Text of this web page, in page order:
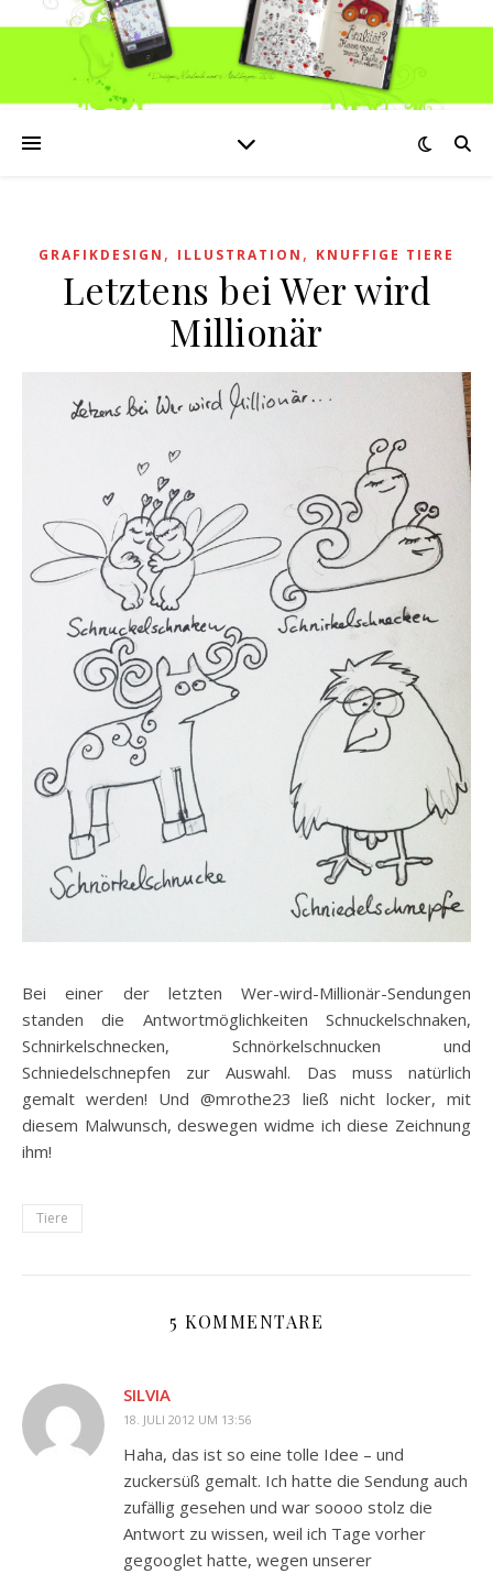
GRAFIKDESIGN , ILLUSTRATION , KNUFFIGE TIERE
Letztens bei Wer wird
Millionär
Bei einer der letzten Wer-wird-Millionär-Sendungen
standen die Antwortmöglichkeiten Schnuckelschnaken,
Schnirkelschnecken, Schnörkelschnucken und
Schniedelschnepfen zur Auswahl. Das muss natürlich
gemalt werden! Und @mrothe23 ließ nicht locker, mit
diesem Malwunsch, deswegen widme ich diese Zeichnung
ihm!
Tiere
5 KOMMENTARE
SILVIA
18. JULI 2012 UM 13:56
Haha, das ist so eine tolle Idee – und
zuckersüß gemalt. Ich hatte die Sendung auch
zufällig gesehen und war soooo stolz die
Antwort zu wissen, weil ich Tage vorher
gegooglet hatte, wegen unserer